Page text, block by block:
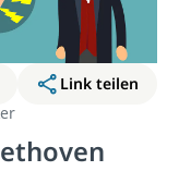
Link teilen